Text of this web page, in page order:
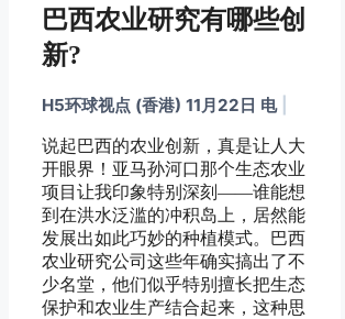
巴西农业研究有哪些创
新?
H5环球视点 (香港) 11月22日 电
说起巴西的农业创新，真是让人大
开眼界！亚马孙河口那个生态农业
项目让我印象特别深刻——谁能想
到在洪水泛滥的冲积岛上，居然能
发展出如此巧妙的种植模式。巴西
农业研究公司这些年确实搞出了不
少名堂，他们似乎特别擅长把生态
保护和农业生产结合起来，这种思